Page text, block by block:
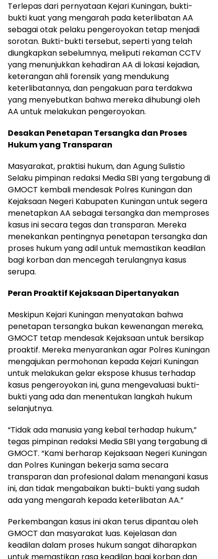
Terlepas dari pernyataan Kejari Kuningan, bukti-
bukti kuat yang mengarah pada keterlibatan AA
sebagai otak pelaku pengeroyokan tetap menjadi
sorotan. Bukti-bukti tersebut, seperti yang telah
diungkapkan sebelumnya, meliputi rekaman CCTV
yang menunjukkan kehadiran AA di lokasi kejadian,
keterangan ahli forensik yang mendukung
keterlibatannya, dan pengakuan para terdakwa
yang menyebutkan bahwa mereka dihubungi oleh
AA untuk melakukan pengeroyokan.
Desakan Penetapan Tersangka dan Proses
Hukum yang Transparan
Masyarakat, praktisi hukum, dan Agung Sulistio
Selaku pimpinan redaksi Media SBI yang tergabung di
GMOCT kembali mendesak Polres Kuningan dan
Kejaksaan Negeri Kabupaten Kuningan untuk segera
menetapkan AA sebagai tersangka dan memproses
kasus ini secara tegas dan transparan. Mereka
menekankan pentingnya penetapan tersangka dan
proses hukum yang adil untuk memastikan keadilan
bagi korban dan mencegah terulangnya kasus
serupa.
Peran Proaktif Kejaksaan Dipertanyakan
Meskipun Kejari Kuningan menyatakan bahwa
penetapan tersangka bukan kewenangan mereka,
GMOCT tetap mendesak Kejaksaan untuk bersikap
proaktif. Mereka menyarankan agar Polres Kuningan
mengajukan permohonan kepada Kejari Kuningan
untuk melakukan gelar ekspose khusus terhadap
kasus pengeroyokan ini, guna mengevaluasi bukti-
bukti yang ada dan menentukan langkah hukum
selanjutnya.
“Tidak ada manusia yang kebal terhadap hukum,”
tegas pimpinan redaksi Media SBI yang tergabung di
GMOCT. “Kami berharap Kejaksaan Negeri Kuningan
dan Polres Kuningan bekerja sama secara
transparan dan profesional dalam menangani kasus
ini, dan tidak mengabaikan bukti-bukti yang sudah
ada yang mengarah kepada keterlibatan AA.”
Perkembangan kasus ini akan terus dipantau oleh
GMOCT dan masyarakat luas. Kejelasan dan
keadilan dalam proses hukum sangat diharapkan